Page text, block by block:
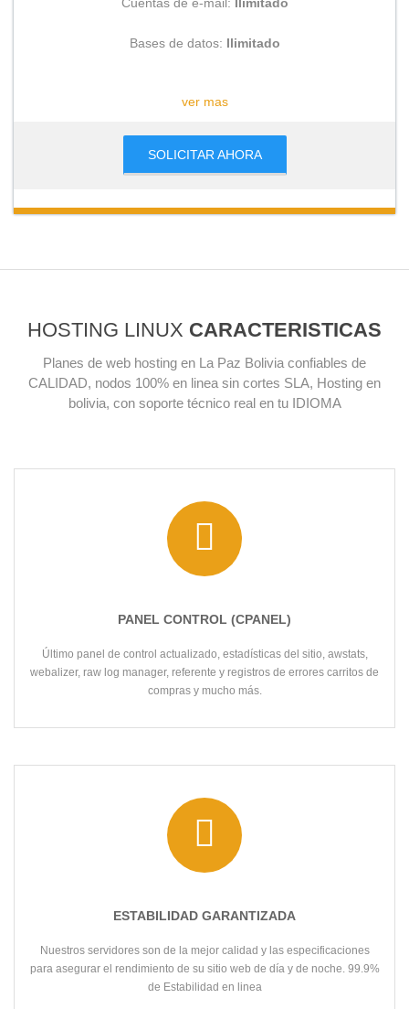
Bases de datos: Ilimitado
ver mas
SOLICITAR AHORA
HOSTING LINUX CARACTERISTICAS
Planes de web hosting en La Paz Bolivia confiables de
CALIDAD, nodos 100% en linea sin cortes SLA, Hosting en
bolivia, con soporte técnico real en tu IDIOMA
PANEL CONTROL (CPANEL)
Último panel de control actualizado, estadísticas del sitio, awstats,
webalizer, raw log manager, referente y registros de errores carritos de
compras y mucho más.
ESTABILIDAD GARANTIZADA
Nuestros servidores son de la mejor calidad y las especificaciones
para asegurar el rendimiento de su sitio web de día y de noche. 99.9%
de Estabilidad en linea